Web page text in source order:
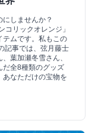
しませんか？
リックオレンジ」
テムです。私もこの
記事では、弦月藤士
葉加瀬冬雪さん、
だ全8種類のグッズ
あなただけの宝物を